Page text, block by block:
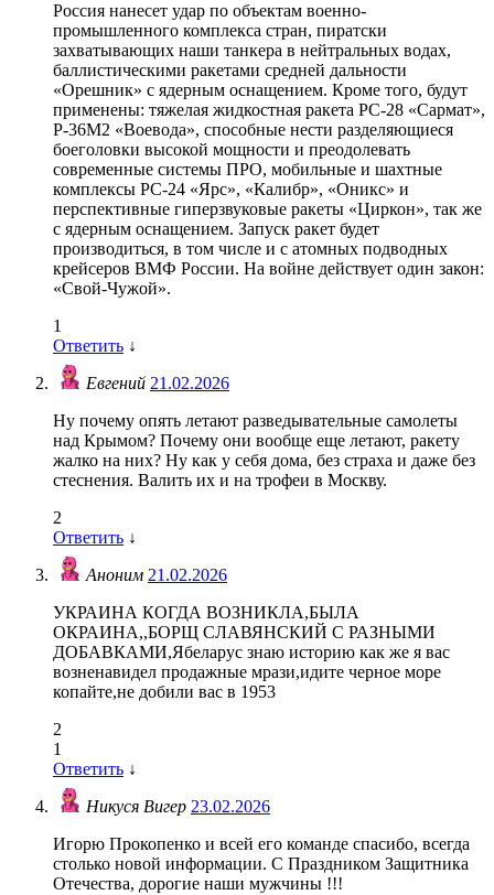
Россия нанесет удар по объектам военно-
промышленного комплекса стран, пиратски
захватывающих наши танкера в нейтральных водах,
баллистическими ракетами средней дальности
«Орешник» с ядерным оснащением. Кроме того, будут
применены: тяжелая жидкостная ракета РС-28 «Сармат»,
Р-36М2 «Воевода», способные нести разделяющиеся
боеголовки высокой мощности и преодолевать
современные системы ПРО, мобильные и шахтные
комплексы РС-24 «Ярс», «Калибр», «Оникс» и
перспективные гиперзвуковые ракеты «Циркон», так же
с ядерным оснащением. Запуск ракет будет
производиться, в том числе и с атомных подводных
крейсеров ВМФ России. На войне действует один закон:
«Свой-Чужой».
1
Ответить ↓
Евгений 21.02.2026
Ну почему опять летают разведывательные самолеты
над Крымом? Почему они вообще еще летают, ракету
жалко на них? Ну как у себя дома, без страха и даже без
стеснения. Валить их и на трофеи в Москву.
2
Ответить ↓
Аноним 21.02.2026
УКРАИНА КОГДА ВОЗНИКЛА,БЫЛА
ОКРАИНА,,БОРЩ СЛАВЯНСКИЙ С РАЗНЫМИ
ДОБАВКАМИ,Ябеларус знаю историю как же я вас
возненавидел продажные мрази,идите черное море
копайте,не добили вас в 1953
2
1
Ответить ↓
Никуся Вигер 23.02.2026
Игорю Прокопенко и всей его команде спасибо, всегда
столько новой информации. С Праздником Защитника
Отечества, дорогие наши мужчины !!!